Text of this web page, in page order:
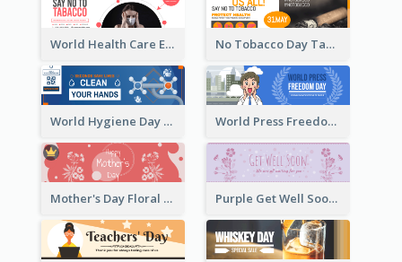
World Health Care Email Header No Tobacco Day Tag Email Header
World Hygiene Day Email Header World Press Freedom Day Email Header
Mother's Day Floral Email Header In Red Colour Tone Purple Get Well Soon Email Header With Floral Decorations